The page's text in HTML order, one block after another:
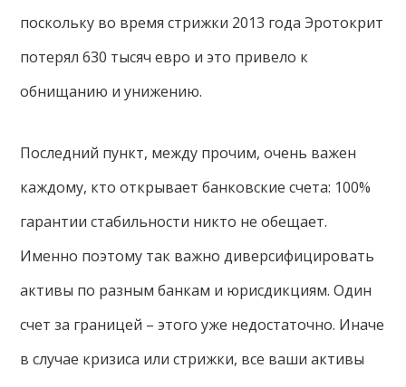
поскольку во время стрижки 2013 года Эротокрит
потерял 630 тысяч евро и это привело к
обнищанию и унижению.
Последний пункт, между прочим, очень важен
каждому, кто открывает банковские счета: 100%
гарантии стабильности никто не обещает.
Именно поэтому так важно диверсифицировать
активы по разным банкам и юрисдикциям. Один
счет за границей – этого уже недостаточно. Иначе
в случае кризиса или стрижки, все ваши активы